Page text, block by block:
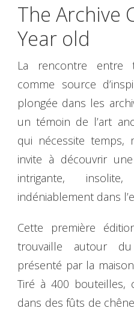
The Archive
Year old
La rencontre entre
comme source
plongée dans les
un témoin de l’art
qui nécessite temps,
invite à découvrir
intrigante,
indéniablement dans
Cette première
trouvaille autour
présenté par la
Tiré à 400 bouteilles,
dans des fûts de